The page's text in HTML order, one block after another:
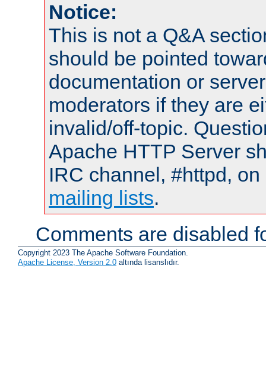
Notice:
This is not a Q&A
should be pointed
documentation or
moderators if they are
invalid/off-topic.
Apache HTTP Server
IRC channel, #httpd,
mailing lists.
Comments are disabled
Copyright 2023 The Apache Software Foundation.
Apache License, Version 2.0 altında lisanslıdır.